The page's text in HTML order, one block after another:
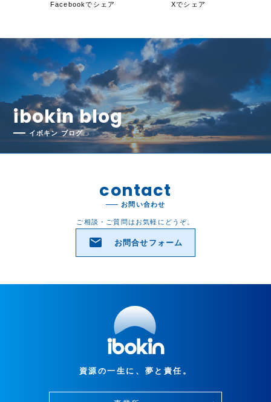
Facebookでシェア Xでシェア
ibokin blog
イボキン ブログ
contact
お問い合わせ
ご相談・ご質問はお気軽にどうぞ。
email お問合せフォーム
資源の一生に、夢と責任。